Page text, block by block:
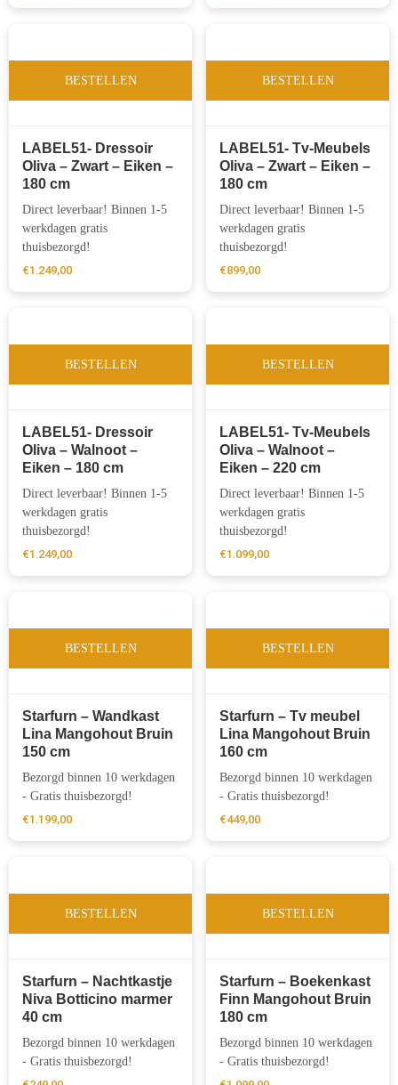
BESTELLEN
LABEL51- Dressoir
Oliva – Zwart – Eiken –
180 cm
Direct leverbaar! Binnen 1-5
werkdagen gratis
thuisbezorgd!
€1.249,00
BESTELLEN
LABEL51- Tv-Meubels
Oliva – Zwart – Eiken –
180 cm
Direct leverbaar! Binnen 1-5
werkdagen gratis
thuisbezorgd!
€899,00
BESTELLEN
LABEL51- Dressoir
Oliva – Walnoot –
Eiken – 180 cm
Direct leverbaar! Binnen 1-5
werkdagen gratis
thuisbezorgd!
€1.249,00
BESTELLEN
LABEL51- Tv-Meubels
Oliva – Walnoot –
Eiken – 220 cm
Direct leverbaar! Binnen 1-5
werkdagen gratis
thuisbezorgd!
€1.099,00
BESTELLEN
Starfurn – Wandkast
Lina Mangohout Bruin
150 cm
Bezorgd binnen 10 werkdagen
- Gratis thuisbezorgd!
€1.199,00
BESTELLEN
Starfurn – Tv meubel
Lina Mangohout Bruin
160 cm
Bezorgd binnen 10 werkdagen
- Gratis thuisbezorgd!
€449,00
BESTELLEN
Starfurn – Nachtkastje
Niva Botticino marmer
40 cm
Bezorgd binnen 10 werkdagen
- Gratis thuisbezorgd!
BESTELLEN
Starfurn – Boekenkast
Finn Mangohout Bruin
180 cm
Bezorgd binnen 10 werkdagen
- Gratis thuisbezorgd!